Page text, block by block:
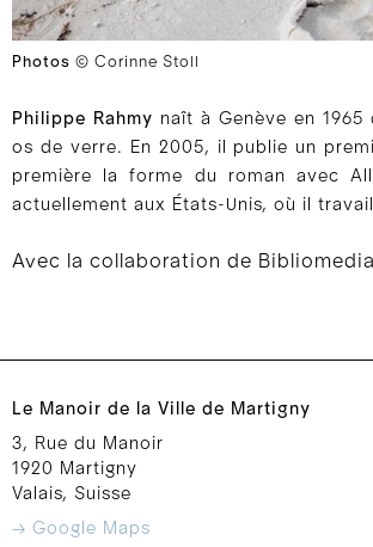
Photos © Corinne Stoll
Philippe Rahmy naît à Genève en
os de verre. En 2005, il publie un
première la forme du roman avec
actuellement aux États-Unis, où il
Avec la collaboration de
Le Manoir de la Ville de Martigny
3, Rue du Manoir
1920 Martigny
Valais, Suisse
→ Google Maps